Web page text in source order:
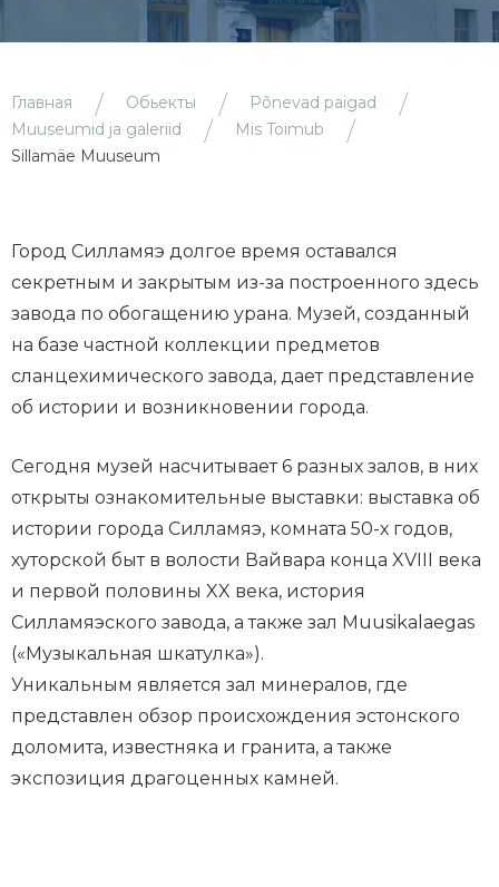
Главная Обьекты
Põnevad paigad
Muuseumid ja galeriid
Mis Toimub
Sillamäe Muuseum
Город Силламяэ долгое время оставался
секретным и закрытым из-за построенного здесь
завода по обогащению урана. Музей, созданный
на базе частной коллекции предметов
сланцехимического завода, дает представление
об истории и возникновении города.
Сегодня музей насчитывает 6 разных залов, в них
открыты ознакомительные выставки: выставка об
истории города Силламяэ, комната 50-х годов,
хуторской быт в волости Вайвара конца XVIII века
и первой половины XX века, история
Силламяэского завода, а также зал Muusikalaegas
(«Музыкальная шкатулка»).
Уникальным является зал минералов, где
представлен обзор происхождения эстонского
доломита, известняка и гранита, а также
экспозиция драгоценных камней.